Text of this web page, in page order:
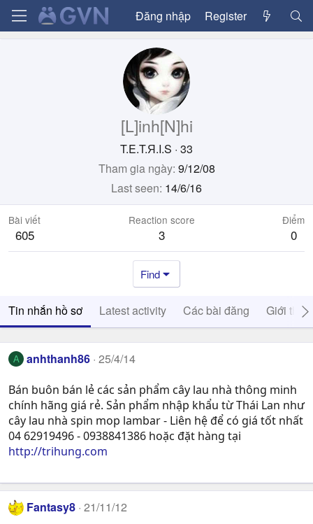
Đăng nhập Register
[L]inh[N]hi
T.E.T.Я.I.S · 33
Tham gia ngày 9/12/08
Last seen 14/6/16
Bài viết
605
Reaction score
3
Điểm
0
Find
Tin nhắn hồ sơ Latest activity Các bài đăng Giới thiệu
A anhthanh86 25/4/14
Bán buôn bán lẻ các sản phẩm cây lau nhà thông minh
chính hãng giá rẻ. Sản phẩm nhập khẩu từ Thái Lan như
cây lau nhà spin mop lambar - Liên hệ để có giá tốt nhất
04 62919496 - 0938841386 hoặc đặt hàng tại
http://trihung.com
Fantasy8 21/11/12